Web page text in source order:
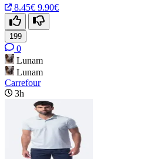
8.45€ 9.90€
199
0
Lunam
Lunam
Carrefour
3h